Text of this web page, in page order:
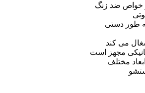
خواص ضد زنگ
طور دستی
می کند
مجهز است
مختلف